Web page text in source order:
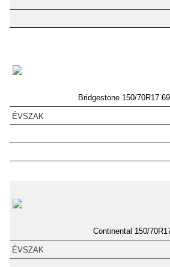
Bridgestone 150/70R17
Continental 150/